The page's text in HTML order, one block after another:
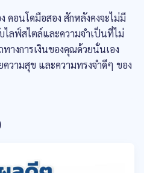
คอนโดมือสอง สักหลังคงจะไม่มี
ลฟ์สไตล์และความจำเป็นที่ไม่
างการเงินของคุณด้วยนั่นเอง
วามสุข และความทรงจำดีๆ ของ